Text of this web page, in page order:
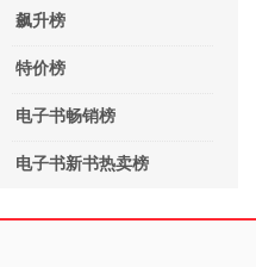
飙升榜
特价榜
电子书畅销榜
电子书新书热卖榜